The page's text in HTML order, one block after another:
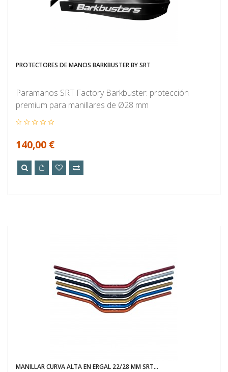
PROTECTORES DE MANOS BARKBUSTER BY SRT
Paramanos SRT Factory Barkbuster: protección
premium para manillares de Ø28 mm
140,00 €
MANILLAR CURVA ALTA EN ERGAL 22/28 MM SRT...